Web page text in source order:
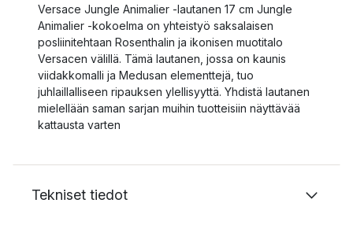
Versace Jungle Animalier -lautanen 17 cm Jungle
Animalier -kokoelma on yhteistyö saksalaisen
posliinitehtaan Rosenthalin ja ikonisen muotitalo
Versacen välillä. Tämä lautanen, jossa on kaunis
viidakkomalli ja Medusan elementtejä, tuo
juhlaillalliseen ripauksen ylellisyyttä. Yhdistä lautanen
mielellään saman sarjan muihin tuotteisiin näyttävää
kattausta varten
Tekniset tiedot